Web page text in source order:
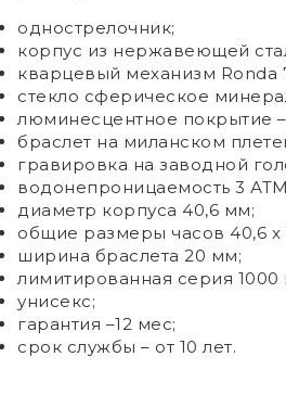
однострелочник;
корпус из нержавеющей
кварцевый механизм Ronda
стекло сферическое
люминесцентное покрытие
браслет на миланском
гравировка на заводной
водонепроницаемость 3
диаметр корпуса 40,6 мм;
общие размеры часов 40,6 x
ширина браслета 20 мм;
лимитированная серия 1000
унисекс;
гарантия –12 мес;
срок службы – от 10 лет.